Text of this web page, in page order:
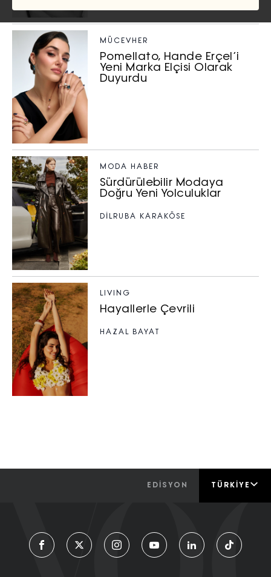
MÜCEVHER
Pomellato, Hande Erçel’i
Yeni Marka Elçisi Olarak
Duyurdu
MODA HABER
Sürdürülebilir Modaya
Doğru Yeni Yolculuklar
DILRUBA KARAKÖSE
LIVING
Hayallerle Çevrili
HAZAL BAYAT
EDİSYON TÜRKIYE